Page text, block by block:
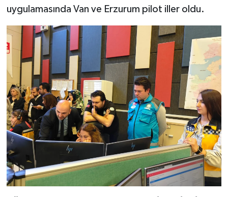
uygulamasında Van ve Erzurum pilot iller oldu.